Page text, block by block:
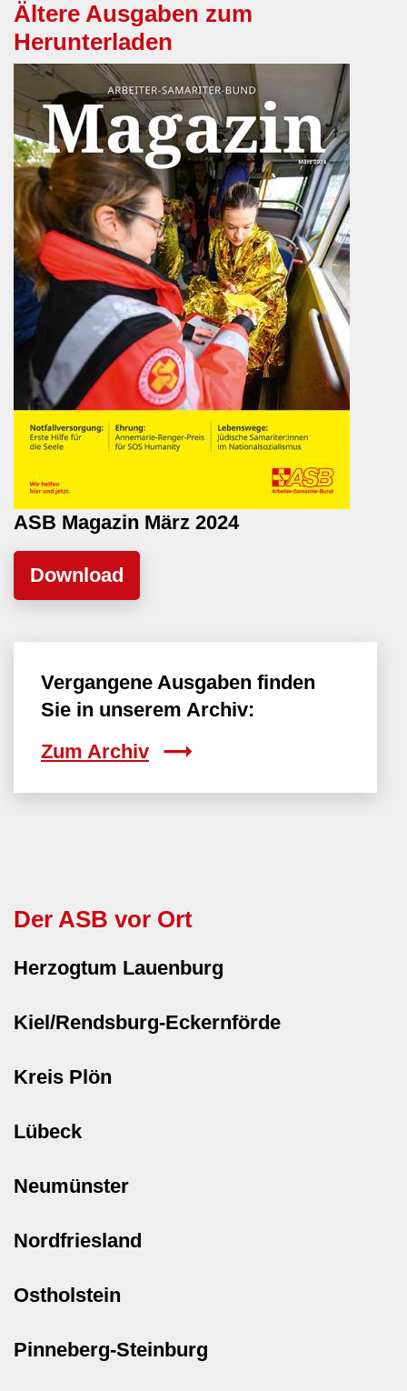
Ältere Ausgaben zum
Herunterladen
ASB Magazin März 2024
Datei
Vergangene Ausgaben finden
Sie in unserem Archiv:
Zum Archiv
Der ASB vor Ort
Herzogtum Lauenburg
Kiel/Rendsburg-Eckernförde
Kreis Plön
Lübeck
Neumünster
Nordfriesland
Ostholstein
Pinneberg-Steinburg